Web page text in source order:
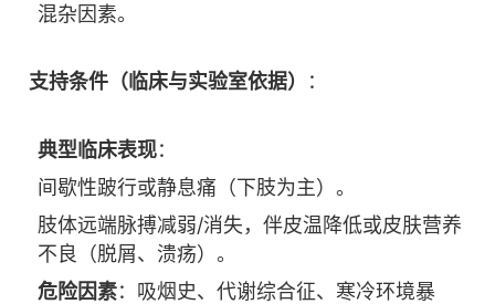
混杂因素。
支持条件（临床与实验室依据） ：
典型临床表现：
间歇性跛行或静息痛（下肢为主）。
肢体远端脉搏减弱/消失，伴皮温降低或皮肤营养
不良（脱屑、溃疡）。
危险因素：吸烟史、代谢综合征、寒冷环境暴